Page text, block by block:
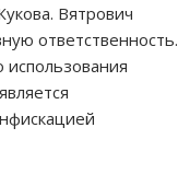
Вятрович
ответственность.
использования